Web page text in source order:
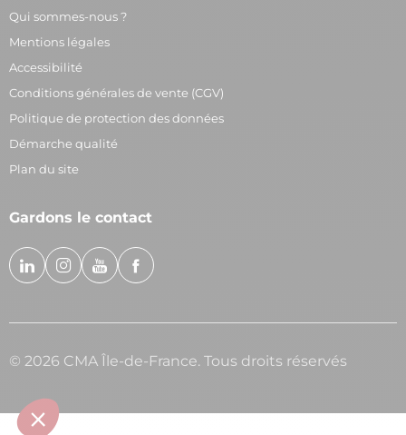
Qui sommes-nous ?
Mentions légales
Accessibilité
Conditions générales de vente (CGV)
Politique de protection des données
Démarche qualité
Plan du site
Gardons le contact
© 2026 CMA Île-de-France. Tous droits réservés